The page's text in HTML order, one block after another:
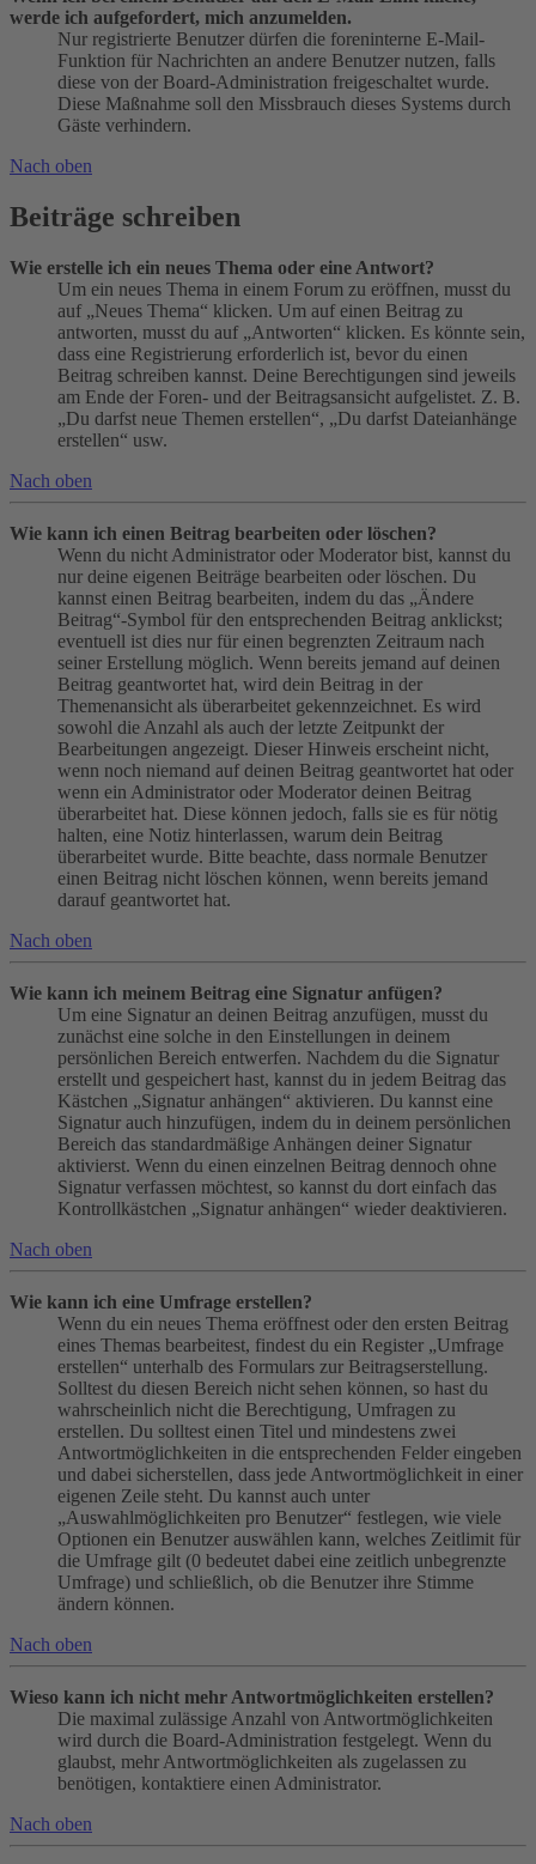
werde ich aufgefordert, mich anzumelden.
Nur registrierte Benutzer dürfen die foreninterne E-Mail-
Funktion für Nachrichten an andere Benutzer nutzen, falls
diese von der Board-Administration freigeschaltet wurde.
Diese Maßnahme soll den Missbrauch dieses Systems durch
Gäste verhindern.
Nach oben
Beiträge schreiben
Wie erstelle ich ein neues Thema oder eine Antwort?
Um ein neues Thema in einem Forum zu eröffnen, musst du
auf „Neues Thema“ klicken. Um auf einen Beitrag zu
antworten, musst du auf „Antworten“ klicken. Es könnte sein,
dass eine Registrierung erforderlich ist, bevor du einen
Beitrag schreiben kannst. Deine Berechtigungen sind jeweils
am Ende der Foren- und der Beitragsansicht aufgelistet. Z. B.
„Du darfst neue Themen erstellen“, „Du darfst Dateianhänge
erstellen“ usw.
Nach oben
Wie kann ich einen Beitrag bearbeiten oder löschen?
Wenn du nicht Administrator oder Moderator bist, kannst du
nur deine eigenen Beiträge bearbeiten oder löschen. Du
kannst einen Beitrag bearbeiten, indem du das „Ändere
Beitrag“-Symbol für den entsprechenden Beitrag anklickst;
eventuell ist dies nur für einen begrenzten Zeitraum nach
seiner Erstellung möglich. Wenn bereits jemand auf deinen
Beitrag geantwortet hat, wird dein Beitrag in der
Themenansicht als überarbeitet gekennzeichnet. Es wird
sowohl die Anzahl als auch der letzte Zeitpunkt der
Bearbeitungen angezeigt. Dieser Hinweis erscheint nicht,
wenn noch niemand auf deinen Beitrag geantwortet hat oder
wenn ein Administrator oder Moderator deinen Beitrag
überarbeitet hat. Diese können jedoch, falls sie es für nötig
halten, eine Notiz hinterlassen, warum dein Beitrag
überarbeitet wurde. Bitte beachte, dass normale Benutzer
einen Beitrag nicht löschen können, wenn bereits jemand
darauf geantwortet hat.
Nach oben
Wie kann ich meinem Beitrag eine Signatur anfügen?
Um eine Signatur an deinen Beitrag anzufügen, musst du
zunächst eine solche in den Einstellungen in deinem
persönlichen Bereich entwerfen. Nachdem du die Signatur
erstellt und gespeichert hast, kannst du in jedem Beitrag das
Kästchen „Signatur anhängen“ aktivieren. Du kannst eine
Signatur auch hinzufügen, indem du in deinem persönlichen
Bereich das standardmäßige Anhängen deiner Signatur
aktivierst. Wenn du einen einzelnen Beitrag dennoch ohne
Signatur verfassen möchtest, so kannst du dort einfach das
Kontrollkästchen „Signatur anhängen“ wieder deaktivieren.
Nach oben
Wie kann ich eine Umfrage erstellen?
Wenn du ein neues Thema eröffnest oder den ersten Beitrag
eines Themas bearbeitest, findest du ein Register „Umfrage
erstellen“ unterhalb des Formulars zur Beitragserstellung.
Solltest du diesen Bereich nicht sehen können, so hast du
wahrscheinlich nicht die Berechtigung, Umfragen zu
erstellen. Du solltest einen Titel und mindestens zwei
Antwortmöglichkeiten in die entsprechenden Felder eingeben
und dabei sicherstellen, dass jede Antwortmöglichkeit in einer
eigenen Zeile steht. Du kannst auch unter
„Auswahlmöglichkeiten pro Benutzer“ festlegen, wie viele
Optionen ein Benutzer auswählen kann, welches Zeitlimit für
die Umfrage gilt (0 bedeutet dabei eine zeitlich unbegrenzte
Umfrage) und schließlich, ob die Benutzer ihre Stimme
ändern können.
Nach oben
Wieso kann ich nicht mehr Antwortmöglichkeiten erstellen?
Die maximal zulässige Anzahl von Antwortmöglichkeiten
wird durch die Board-Administration festgelegt. Wenn du
glaubst, mehr Antwortmöglichkeiten als zugelassen zu
benötigen, kontaktiere einen Administrator.
Nach oben